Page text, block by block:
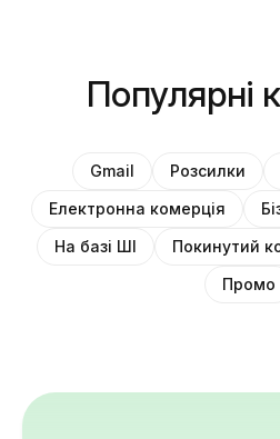
Популярні
Gmail Розсилки
Електронна комерція
На базі ШІ
Покинутий
Промо